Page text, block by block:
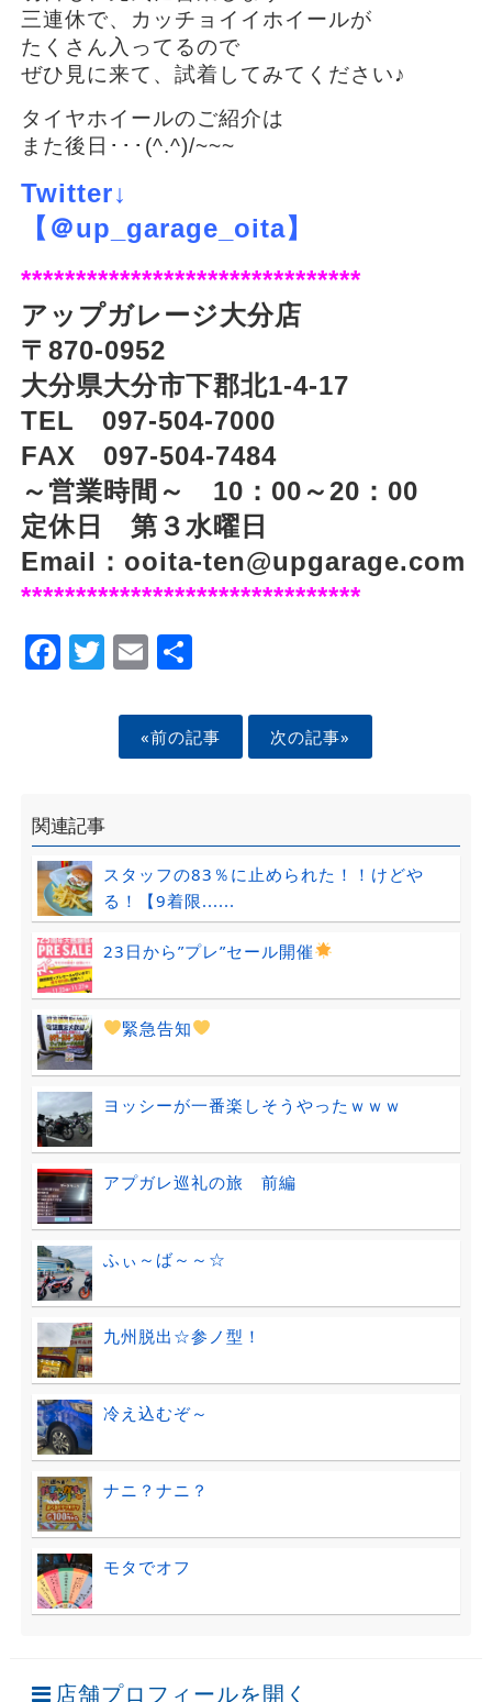
三連休で、カッチョイイホイールが
たくさん入ってるので
ぜひ見に来て、試着してみてください♪
タイヤホイールのご紹介は
また後日･･･(^.^)/~~~
Twitter↓
【＠up_garage_oita】
*******************************
アップガレージ大分店
〒870-0952
大分県大分市下郡北1-4-17
TEL 097-504-7000
FAX 097-504-7484
～営業時間～ 10：00～20：00
定休日 第３水曜日
Email： ooita-ten@upgarage.com
*******************************
Facebook
Twitter
EmailShare
«前の記事 次の記事»
関連記事
スタッフの83％に止められた！！けどや
る！【9着限......
23日から”プレ”セール開催
緊急告知
ヨッシーが一番楽しそうやったｗｗｗ
アプガレ巡礼の旅 前編
ふぃ～ば～～☆
九州脱出☆参ノ型！
冷え込むぞ～
ナニ？ナニ？
モタでオフ
店舗プロフィールを開く